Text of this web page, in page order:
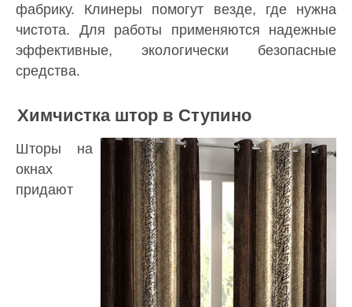
фабрику. Клинеры помогут везде, где нужна
чистота. Для работы применяются надежные
эффективные, экологически безопасные
средства.
Химчистка штор в Ступино
Шторы на
окнах
придают